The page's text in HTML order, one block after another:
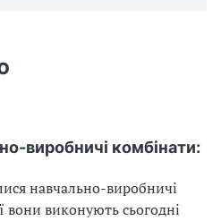
виробничі комбінати:
навчально-виробничі
вони виконують сьогодні